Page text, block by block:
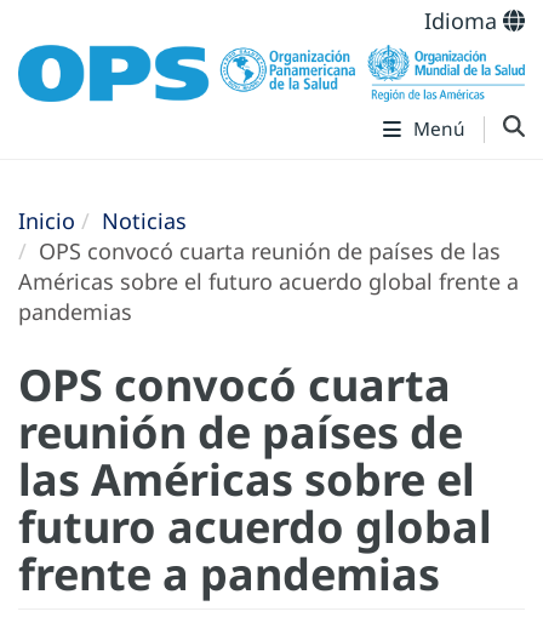
Idioma
Menú
Inicio
Noticias
OPS convocó cuarta reunión de países de las
Américas sobre el futuro acuerdo global frente a
pandemias
OPS convocó cuarta
reunión de países de
las Américas sobre el
futuro acuerdo global
frente a pandemias